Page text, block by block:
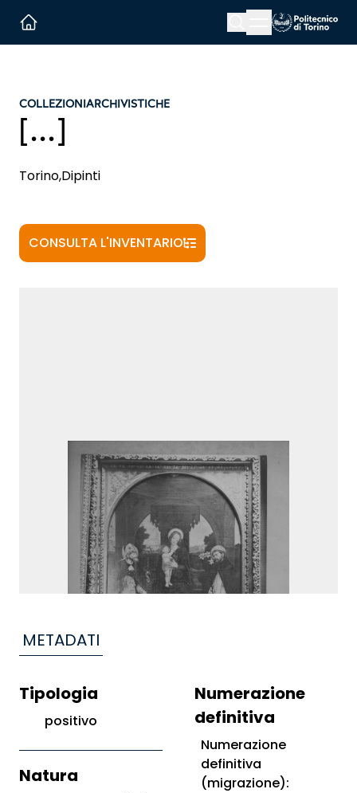
Menu button
COLLEZIONIARCHIVISTICHE
[...]
Torino,Dipinti
CONSULTA L'INVENTARIO
METADATI
Tipologia
positivo
Natura
Numerazione
definitiva
Numerazione
definitiva
(migrazione):